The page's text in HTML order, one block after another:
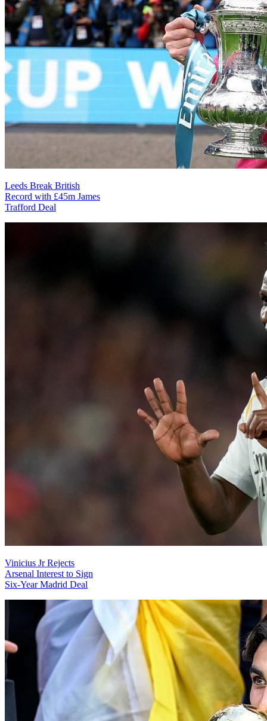
Leeds Break British
Record with £45m James
Trafford Deal
Vinicius Jr Rejects
Arsenal Interest to Sign
Six-Year Madrid Deal